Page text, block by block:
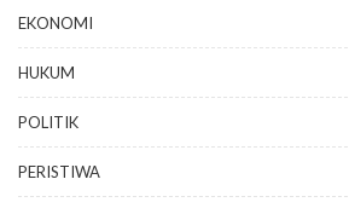
EKONOMI
HUKUM
POLITIK
PERISTIWA